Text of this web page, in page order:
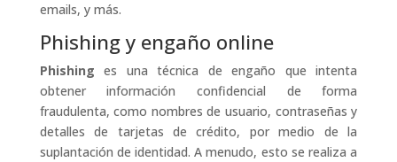
emails, y más.
Phishing y engaño online
Phishing es una técnica de engaño que intenta
obtener información confidencial de forma
fraudulenta, como nombres de usuario, contraseñas y
detalles de tarjetas de crédito, por medio de la
suplantación de identidad. A menudo, esto se realiza a